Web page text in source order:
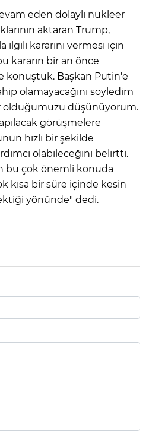
eden dolaylı nükleer
aktaran Trump,
ilgili kararını vermesi için
kararın bir an önce
konuştuk. Başkan Putin'e
olamayacağını söyledim
düşünüyorum.
görüşmelere
hızlı bir şekilde
olabileceğini belirtti.
bu çok önemli konuda
kısa bir süre içinde kesin
yönünde" dedi.